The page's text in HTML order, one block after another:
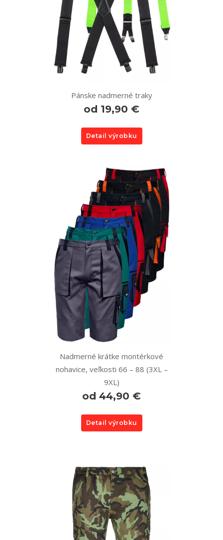
Pánske nadmerné traky
od 19,90 €
Detail výrobku
Nadmerné krátke montérkové
nohavice, veľkosti 66 – 88 (3XL –
9XL)
od 44,90 €
Detail výrobku